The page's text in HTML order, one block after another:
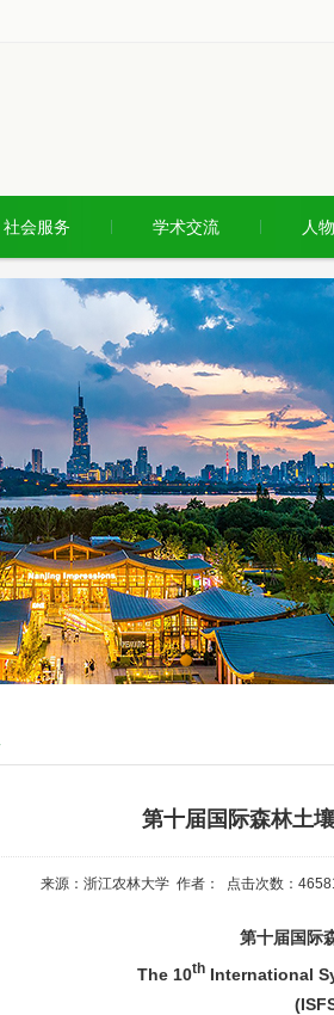
社会服务 学术交流 人
第十届国际森林土
来源：浙江农林大学 作者： 点击次数：
第十届国际
The 10th International